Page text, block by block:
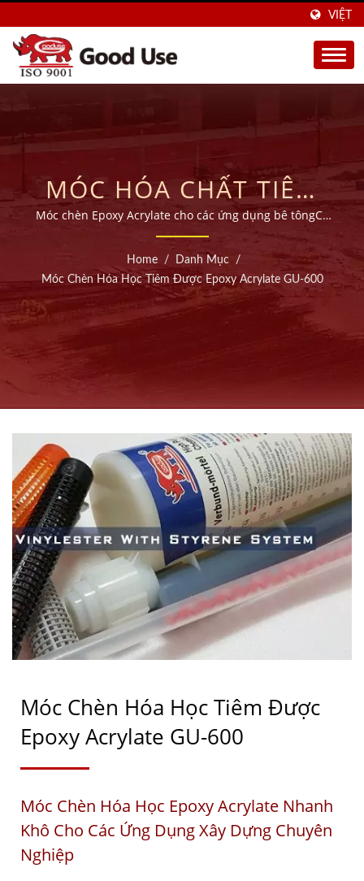
VIỆT
MÓC HÓA CHẤT TIÊM
EPOXY ACRYLATE GU-
600 | HƠN 20 NĂM SẢN
XUẤT MÓC HÓA CHẤT
TIÊM ĐA DẠNG | GOOD
Móc chèn Epoxy Acrylate cho các ứng dụng bê tôngCó
trụ sở tại Đài Loan, nhà máy của chúng tôi mang đến
hơn 28 năm kinh nghiệm trong việc sản xuất các neo
hóa chất chất lượng cao (vữa tiêm), xuất khẩu sang hơn
45 quốc gia trên toàn thế giới.
Home / Danh Mục
/
Móc Chèn Hóa Học Tiêm Được Epoxy Acrylate GU-600
Móc Chèn Hóa Học Tiêm Được
Epoxy Acrylate GU-600
Móc Chèn Hóa Học Epoxy Acrylate Nhanh
Khô Cho Các Ứng Dụng Xây Dựng Chuyên
Nghiệp